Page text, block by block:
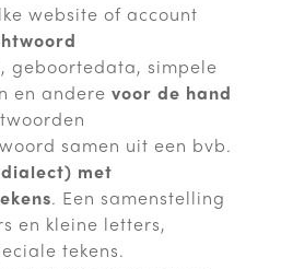
website of account
geboortedata, simpele
en andere voor de hand
samen uit een bvb.
met
. Een samenstelling
en kleine letters,
tekens.